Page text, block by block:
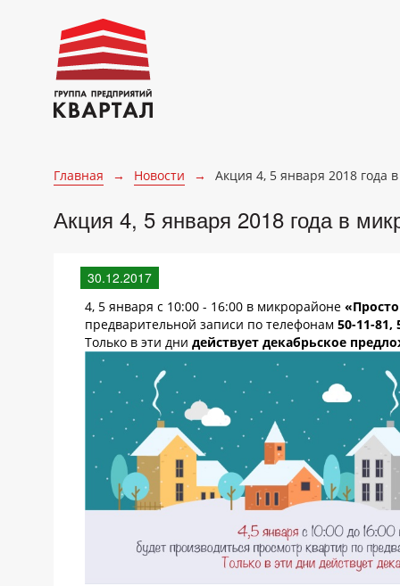
Главная → Новости → Акция 4, 5 января 2018 года
Акция 4, 5 января 2018 года в
30.12.2017
4, 5 января с 10:00 - 16:00 в микрорайоне
предварительной записи по телефонам 50-11-81,
Только в эти дни действует декабрьское